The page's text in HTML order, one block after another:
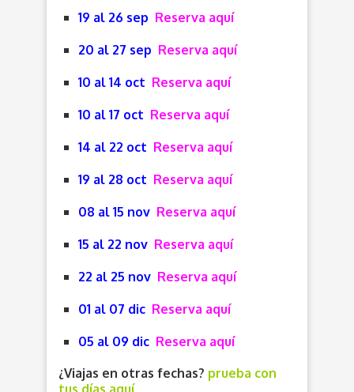
19 al 26 sep Reserva aquí
20 al 27 sep Reserva aquí
10 al 14 oct Reserva aquí
10 al 17 oct Reserva aquí
14 al 22 oct Reserva aquí
19 al 28 oct Reserva aquí
08 al 15 nov Reserva aquí
15 al 22 nov Reserva aquí
22 al 25 nov Reserva aquí
01 al 07 dic Reserva aquí
05 al 09 dic Reserva aquí
¿Viajas en otras fechas? prueba con
tus días aquí